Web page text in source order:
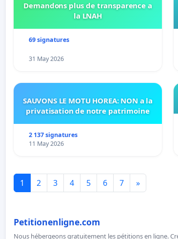
Demandons plus de transparence a
la LNAH
69 signatures
31 May 2026
SAUVONS LE MOTU HOREA: NON a la
privatisation de notre patrimoine
2 137 signatures
11 May 2026
1 2 3 4 5 6 7 »
Petitionenligne.com
Nous hébergeons gratuitement les pétitions en ligne.